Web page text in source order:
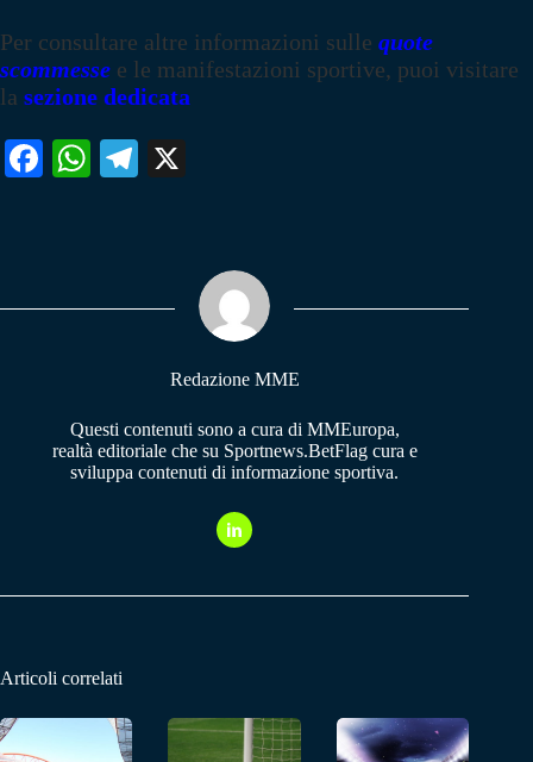
Per consultare altre informazioni sulle quote
scommesse e le manifestazioni sportive, puoi visitare
la sezione dedicata
Fa W
pp
Te
m
Redazione MME
Questi contenuti sono a cura di MMEuropa,
realtà editoriale che su Sportnews.BetFlag cura e
sviluppa contenuti di informazione sportiva.
Articoli correlati